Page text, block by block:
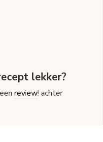
lekker?
review! achter